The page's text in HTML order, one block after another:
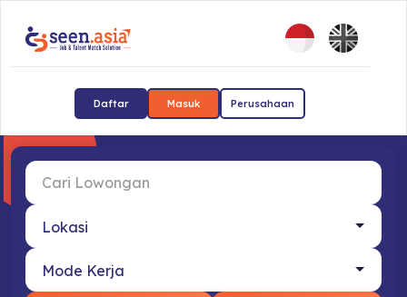
Daftar Masuk Perusahaan